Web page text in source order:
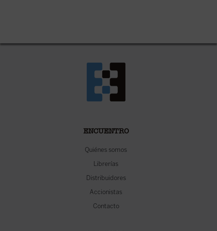
ENCUENTRO
Quiénes somos
Librerías
Distribuidores
Accionistas
Contacto